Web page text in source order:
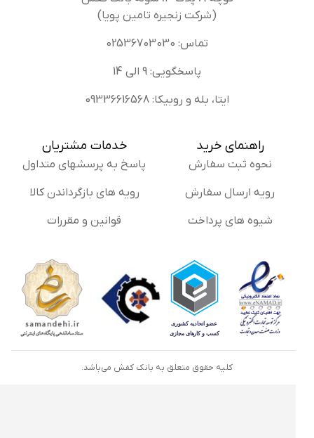
(شرکت زنجیره تامین پویا)
تماس: 02536703030
پاسخگویی: 9 الی 14
ایتا، بله و روبیکا: 09336616568
راهنمای خرید
نحوه ثبت سفارش
رویه ارسال سفارش
شیوه های پرداخت
خدمات مشتریان
پاسخ به پرسشهای متداول
رویه های بازگرداندن کالا
قوانین و مقررات
کلیه حقوق متعلق به بانک کفش می‌باشد.